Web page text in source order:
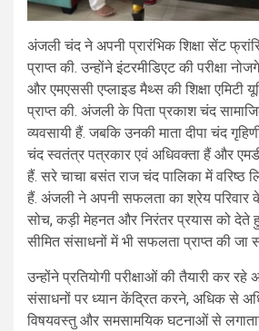
अंजली चंद ने अपनी प्रारंभिक शिक्षा सेंट
प्राप्त की. उन्होंने इंटरमीडिएट की परीक्षा
और एमएससी एप्लाइड मैथ्स की शिक्षा एमिटी
प्राप्त की. अंजली के पिता प्रकाश चंद
व्यवसायी हैं. जबकि उनकी माता दीपा चंद
चंद स्वतंत्र पत्रकार एवं अधिवक्ता हैं और
हैं. सरे चाचा बसंत राज चंद पालिका में वरिष्ठ
हैं. अंजली ने अपनी सफलता का श्रेय परिवार
सोच, कड़ी मेहनत और निरंतर प्रयास को देते
सीमित संसाधनों में भी सफलता प्राप्त की जा
उन्होंने प्रतियोगी परीक्षाओं की तैयारी कर रहे
संसाधनों पर ध्यान केंद्रित करने, अधिक से
विषयवस्तु और समसामयिक घटनाओं से